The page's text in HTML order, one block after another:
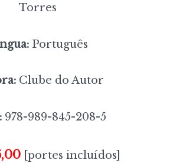
Torres
Português
Clube do Autor
978-989-845-208-5
[portes incluídos]